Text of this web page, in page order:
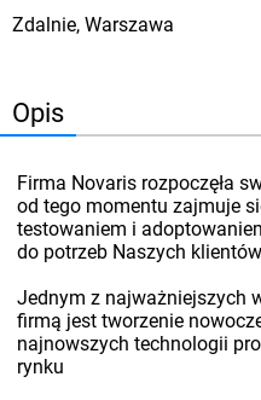
Zdalnie, Warszawa
Opis
Firma Novaris rozpoczęła
od tego momentu zajmuje
testowaniem i
do potrzeb Naszych klientów
Jednym z najważniejszych
firmą jest tworzenie
najnowszych technologii
rynku